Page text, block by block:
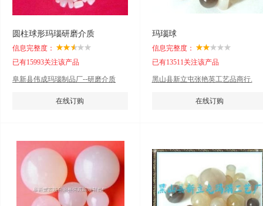
圆柱球形玛瑙研磨介质
信息完整度：
已有15993关注该产品
阜新县伟成玛瑙制品厂--研磨介质
在线订购
玛瑙球
信息完整度：
已有13511关注该产品
黑山县新立屯张艳英工艺品商行.
在线订购